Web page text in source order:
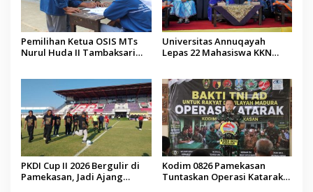
Pemilihan Ketua OSIS MTs
Nurul Huda II Tambaksari
Universitas Annuqayah
Lepas 22 Mahasiswa KKN
PKDI Cup II 2026 Bergulir di
Pamekasan, Jadi Ajang
Kodim 0826 Pamekasan
Tuntaskan Operasi Katarak